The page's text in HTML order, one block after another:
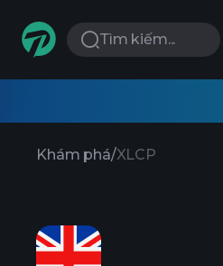
Tìm kiếm...
Khám phá/XLCP